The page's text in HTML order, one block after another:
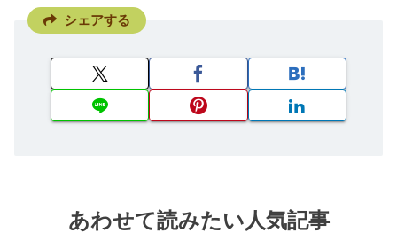
シェアする
あわせて読みたい人気記事